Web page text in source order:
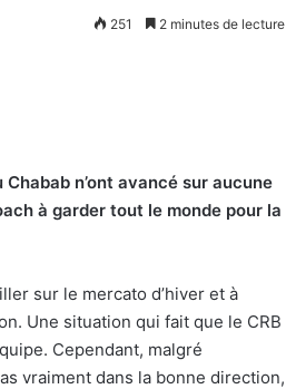
251 2 minutes de lecture
n’ont avancé sur aucune
à garder tout le monde pour la
sur le mercato d’hiver et à
Une situation qui fait que le CRB
Cependant, malgré
vraiment dans la bonne direction,